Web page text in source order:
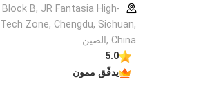
Block B, JR Fantasia High-
Tech Zone, Chengdu, Sichuan,
China ,الصين
5.0
يدقّق ممون